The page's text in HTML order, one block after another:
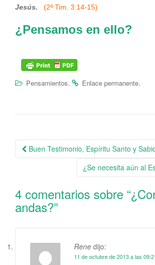
Jesús. (2ª Tim. 3:14-15)
¿Pensamos en ello?
Pensamientos. Enlace permanente.
Navegación de la
Buen Testimonio, Espíritu Santo y
¿Se necesita aún al
4 comentarios sobre “
andas?”
Rene dijo:
11 de octubre de 2013 a las